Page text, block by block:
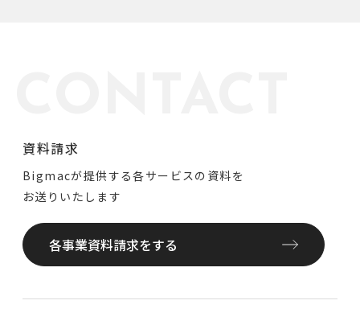
資料請求
Bigmacが提供する各サービスの資料を
お送りいたします
各事業資料請求をする